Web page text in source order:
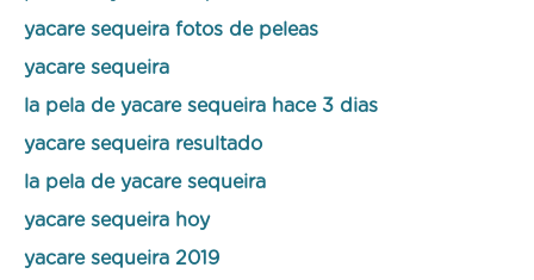
yacare sequeira fotos de peleas
yacare sequeira
la pela de yacare sequeira hace 3 dias
yacare sequeira resultado
la pela de yacare sequeira
yacare sequeira hoy
yacare sequeira 2019